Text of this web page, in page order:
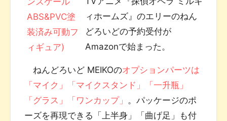
ィホームズ』のエリーのねん
どろいどの予約受付が
Amazonで始まった。
ねんどろいど MEIKOのオプションパーツは
「マイク」「マイクスタンド」「一升瓶」
「グラス」「ワンカップ」 。パッケージのポ
ーズを再現できる「上半身」「曲げ足」も付